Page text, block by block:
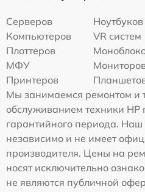
Серверов
Ноутбуков
Компьютеров
VR систем
Плоттеров
МФУ
Принтеров
Мы занимаемся ремонтом и
обслуживанием техники HP
гарантийного периода. Наш
независимо и не имеет
производителя. Цены на
носят исключительно
не являются публичной